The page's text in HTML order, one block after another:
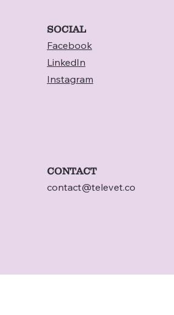
CONTACT
contact@televet.co
SOCIAL
Facebook
LinkedIn
Instagram